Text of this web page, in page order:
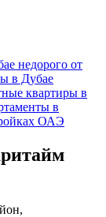
недорого от
в Дубае
квартиры в
в
ОАЭ